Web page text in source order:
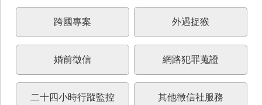
跨國專案 外遇捉猴
婚前徵信 網路犯罪蒐證
二十四小時行蹤監控 其他徵信社服務